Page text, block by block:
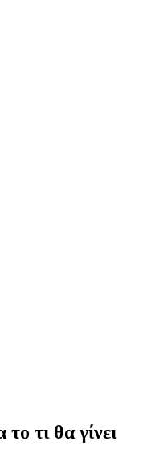
τι θα γίνει